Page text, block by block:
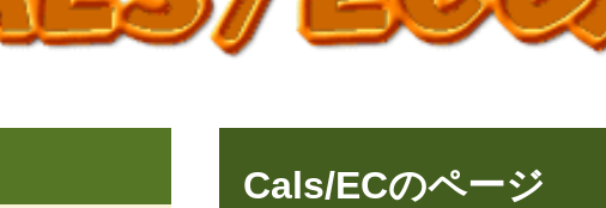
Cals/ECのページ